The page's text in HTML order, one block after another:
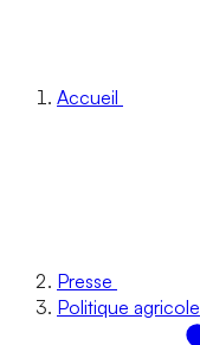
Accueil
Presse
Politique agricole